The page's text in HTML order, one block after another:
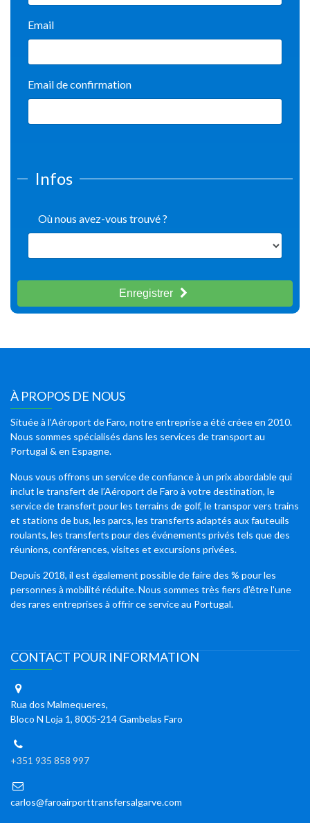
Email
Email de confirmation
Infos
Où nous avez-vous trouvé ?
Enregistrer
À PROPOS DE NOUS
Située à l’Aéroport de Faro, notre entreprise a été créee en 2010.
Nous sommes spécialisés dans les services de transport au
Portugal & en Espagne.
Nous vous offrons un service de confiance à un prix abordable qui
inclut le transfert de l’Aéroport de Faro à votre destination, le
service de transfert pour les terrains de golf, le transpor vers trains
et stations de bus, les parcs, les transferts adaptés aux fauteuils
roulants, les transferts pour des événements privés tels que des
réunions, conférences, visites et excursions privées.
Depuis 2018, il est également possible de faire des % pour les
personnes à mobilité réduite. Nous sommes très fiers d'être l'une
des rares entreprises à offrir ce service au Portugal.
CONTACT POUR INFORMATION
Rua dos Malmequeres,
Bloco N Loja 1, 8005-214 Gambelas Faro
+351 935 858 997
carlos@faroairporttransfersalgarve.com